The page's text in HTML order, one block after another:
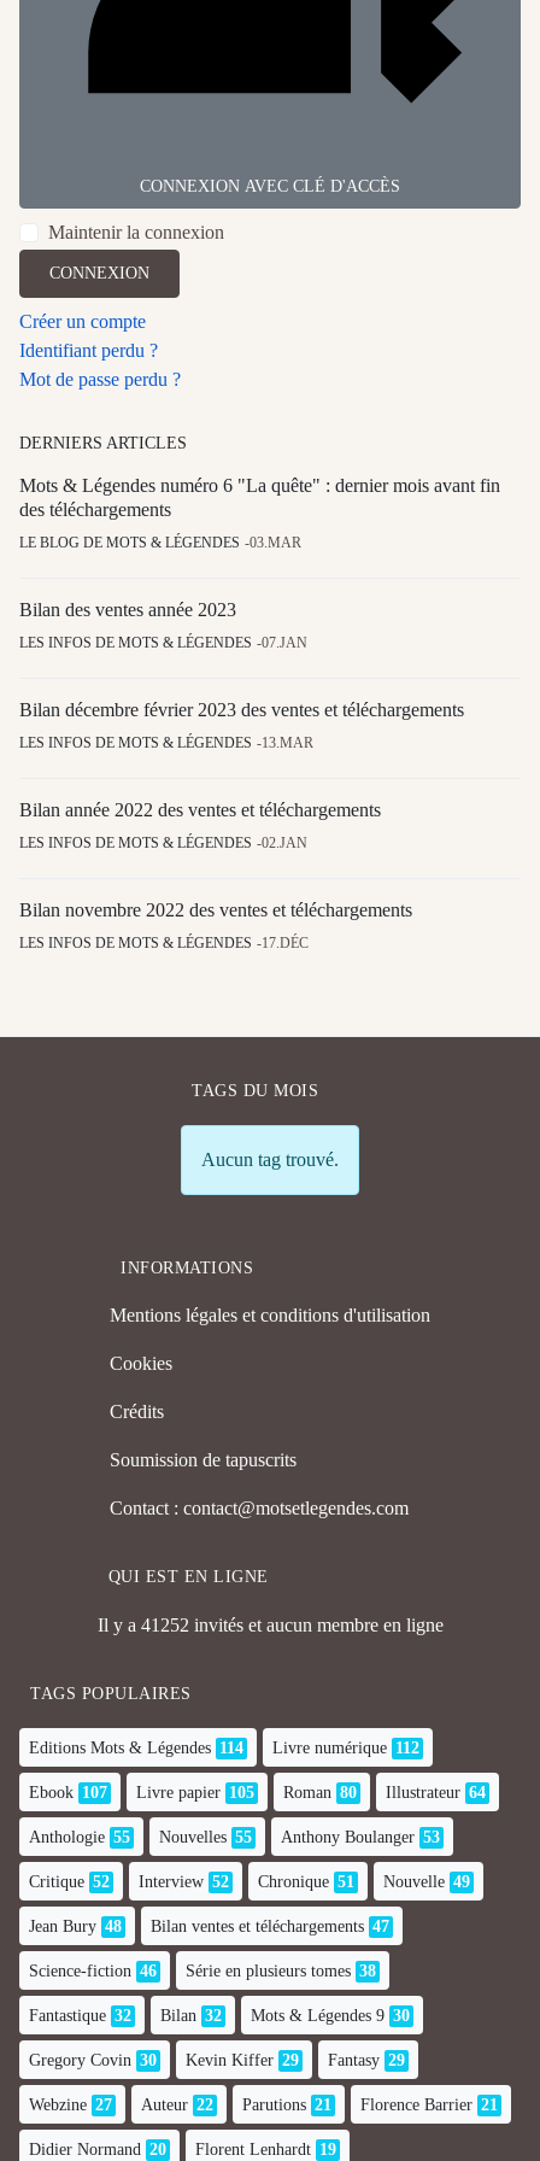
CONNEXION AVEC CLÉ D'ACCÈS
Maintenir la connexion
CONNEXION
Créer un compte
Identifiant perdu ?
Mot de passe perdu ?
DERNIERS ARTICLES
Mots & Légendes numéro 6 "La quête" : dernier mois avant fin
des téléchargements
LE BLOG DE MOTS & LÉGENDES 03.MAR
Bilan des ventes année 2023
LES INFOS DE MOTS & LÉGENDES 07.JAN
Bilan décembre février 2023 des ventes et téléchargements
LES INFOS DE MOTS & LÉGENDES 13.MAR
Bilan année 2022 des ventes et téléchargements
LES INFOS DE MOTS & LÉGENDES 02.JAN
Bilan novembre 2022 des ventes et téléchargements
LES INFOS DE MOTS & LÉGENDES 17.DÉC
TAGS DU MOIS
Info
Aucun tag trouvé.
INFORMATIONS
Mentions légales et conditions d'utilisation
Cookies
Crédits
Soumission de tapuscrits
Contact : contact@motsetlegendes.com
QUI EST EN LIGNE
Il y a 41252 invités et aucun membre en ligne
TAGS POPULAIRES
Editions Mots & Légendes 114 Livre numérique 112
Ebook 107 Livre papier 105 Roman 80 Illustrateur 64
Anthologie 55 Nouvelles 55 Anthony Boulanger 53
Critique 52 Interview 52 Chronique 51 Nouvelle 49
Jean Bury 48 Bilan ventes et téléchargements 47
Science-fiction 46 Série en plusieurs tomes 38
Fantastique 32 Bilan 32 Mots & Légendes 9 30
Gregory Covin 30 Kevin Kiffer 29 Fantasy 29
Webzine 27 Auteur 22 Parutions 21 Florence Barrier 21
Didier Normand 20 Florent Lenhardt 19